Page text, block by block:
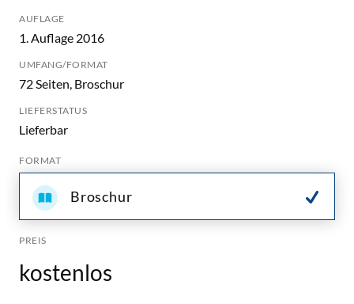
AUFLAGE
1. Auflage 2016
UMFANG/FORMAT
72 Seiten, Broschur
LIEFERSTATUS
Lieferbar
FORMAT
Broschur
PREIS
kostenlos